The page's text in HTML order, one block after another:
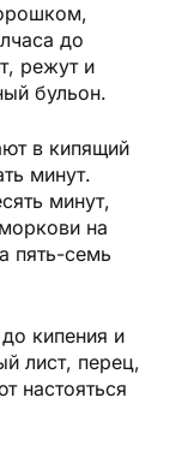
до
режут и
бульон.
в кипящий
минут.
минут,
на
пять-семь
кипения и
лист, перец,
настояться